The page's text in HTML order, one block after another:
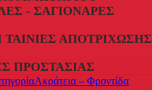
- ΣΑΓΙΟΝΆΡΕΣ
ΤΑΙΝΊΕΣ ΑΠΟΤΡΊΧΩΣΗΣ
ΠΡΟΣΤΑΣΊΑΣ
Ακράτεια – Φροντίδα